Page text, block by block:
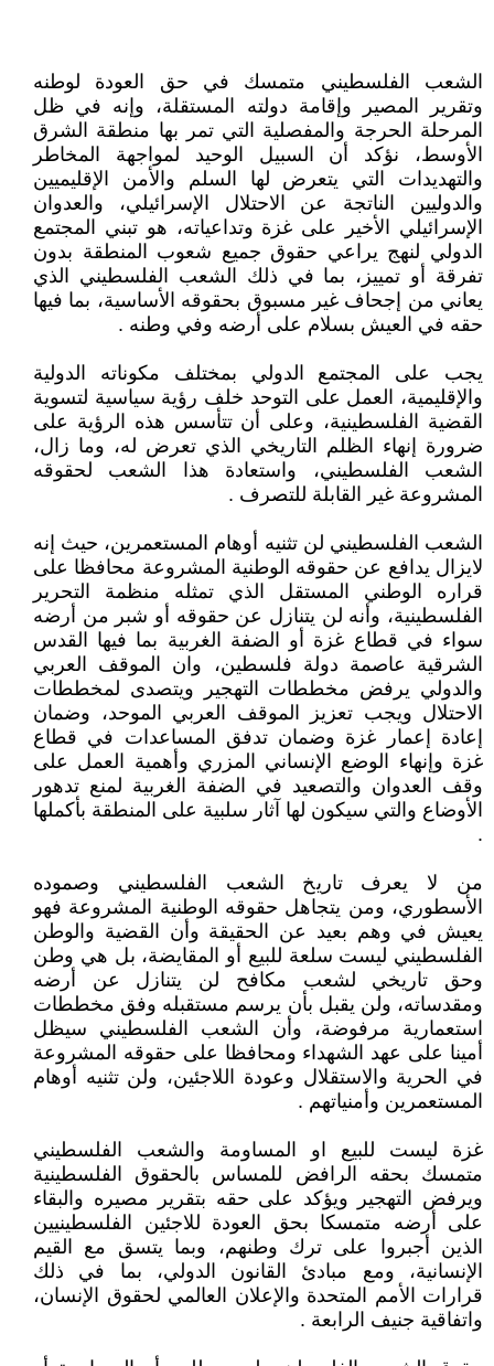
الشعب الفلسطيني متمسك في حق العودة لوطنه
وتقرير المصير وإقامة دولته المستقلة، وإنه في ظل
المرحلة الحرجة والمفصلية التي تمر بها منطقة الشرق
الأوسط، نؤكد أن السبيل الوحيد لمواجهة المخاطر
والتهديدات التي يتعرض لها السلم والأمن الإقليميين
والدوليين الناتجة عن الاحتلال الإسرائيلي، والعدوان
الإسرائيلي الأخير على غزة وتداعياته، هو تبني المجتمع
الدولي لنهج يراعي حقوق جميع شعوب المنطقة بدون
تفرقة أو تمييز، بما في ذلك الشعب الفلسطيني الذي
يعاني من إجحاف غير مسبوق بحقوقه الأساسية، بما فيها
حقه في العيش بسلام على أرضه وفي وطنه .
يجب على المجتمع الدولي بمختلف مكوناته الدولية
والإقليمية، العمل على التوحد خلف رؤية سياسية لتسوية
القضية الفلسطينية، وعلى أن تتأسس هذه الرؤية على
ضرورة إنهاء الظلم التاريخي الذي تعرض له، وما زال،
الشعب الفلسطيني، واستعادة هذا الشعب لحقوقه
المشروعة غير القابلة للتصرف .
الشعب الفلسطيني لن تثنيه أوهام المستعمرين، حيث إنه
لايزال يدافع عن حقوقه الوطنية المشروعة محافظا على
قراره الوطني المستقل الذي تمثله منظمة التحرير
الفلسطينية، وأنه لن يتنازل عن حقوقه أو شبر من أرضه
سواء في قطاع غزة أو الضفة الغربية بما فيها القدس
الشرقية عاصمة دولة فلسطين، وان الموقف العربي
والدولي يرفض مخططات التهجير ويتصدى لمخططات
الاحتلال ويجب تعزيز الموقف العربي الموحد، وضمان
إعادة إعمار غزة وضمان تدفق المساعدات في قطاع
غزة وإنهاء الوضع الإنساني المزري وأهمية العمل على
وقف العدوان والتصعيد في الضفة الغربية لمنع تدهور
الأوضاع والتي سيكون لها آثار سلبية على المنطقة بأكملها
.
من لا يعرف تاريخ الشعب الفلسطيني وصموده
الأسطوري، ومن يتجاهل حقوقه الوطنية المشروعة فهو
يعيش في وهم بعيد عن الحقيقة وأن القضية والوطن
الفلسطيني ليست سلعة للبيع أو المقايضة، بل هي وطن
وحق تاريخي لشعب مكافح لن يتنازل عن أرضه
ومقدساته، ولن يقبل بأن يرسم مستقبله وفق مخططات
استعمارية مرفوضة، وأن الشعب الفلسطيني سيظل
أمينا على عهد الشهداء ومحافظا على حقوقه المشروعة
في الحرية والاستقلال وعودة اللاجئين، ولن تثنيه أوهام
المستعمرين وأمنياتهم .
غزة ليست للبيع او المساومة والشعب الفلسطيني
متمسك بحقه الرافض للمساس بالحقوق الفلسطينية
ويرفض التهجير ويؤكد على حقه بتقرير مصيره والبقاء
على أرضه متمسكا بحق العودة للاجئين الفلسطينيين
الذين أجبروا على ترك وطنهم، وبما يتسق مع القيم
الإنسانية، ومع مبادئ القانون الدولي، بما في ذلك
قرارات الأمم المتحدة والإعلان العالمي لحقوق الإنسان،
واتفاقية جنيف الرابعة .